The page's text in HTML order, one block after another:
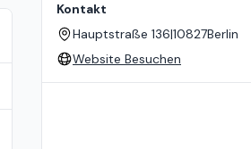
Kontakt
Hauptstraße 136|10827Berlin
Website Besuchen